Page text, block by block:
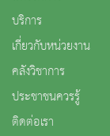
บริการ
เกี่ยวกับหน่วยงาน
คลังวิชาการ
ประชาชนควรรู้
ติดต่อเรา